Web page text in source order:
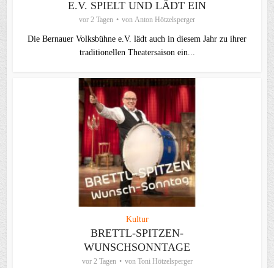
E.V. SPIELT UND LÄDT EIN
vor 2 Tagen von Anton Hötzelsperger
Die Bernauer Volksbühne e.V. lädt auch in diesem Jahr zu ihrer
traditionellen Theater­saison ein...
Kultur
BRETTL-SPITZEN-
WUNSCHSONNTAGE
vor 2 Tagen von Toni Hötzelsperger